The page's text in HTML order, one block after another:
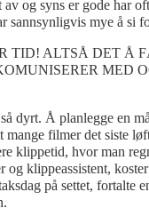
og syns er gode har
sannsynligvis mye å si
TID! ALTSÅ DET Å
MED
dyrt. Å planlegge en
filmer det siste
klippetid, hvor man
klippeassistent,
på settet, fortalte